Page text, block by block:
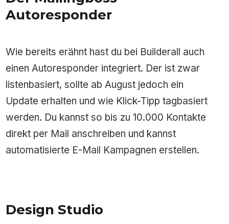
Autoresponder
Wie bereits erähnt hast du bei Builderall auch
einen Autoresponder integriert. Der ist zwar
listenbasiert, sollte ab August jedoch ein
Update erhalten und wie Klick-Tipp tagbasiert
werden. Du kannst so bis zu 10.000 Kontakte
direkt per Mail anschreiben und kannst
automatisierte E-Mail Kampagnen erstellen.
Design Studio